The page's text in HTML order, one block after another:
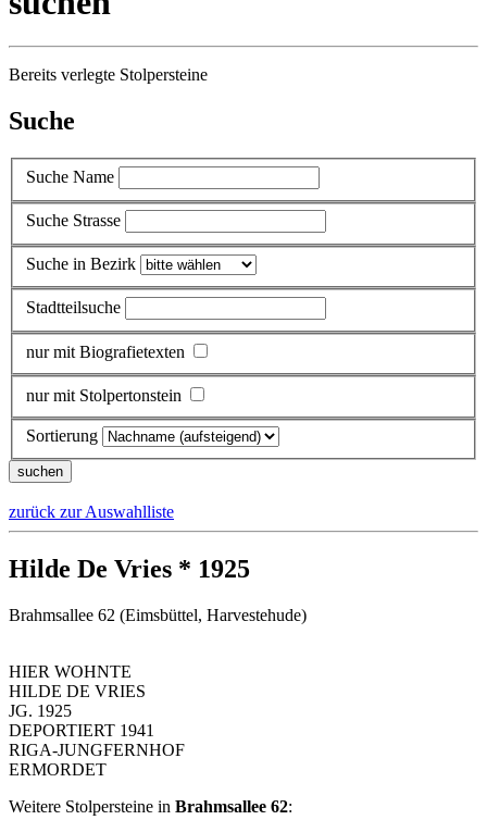
Bereits verlegte Stolpersteine
Suche
Suche Name
Suche Strasse
Suche in Bezirk
Stadtteilsuche
nur mit Biografietexten
nur mit Stolpertonstein
Sortierung
zurück zur Auswahlliste
Hilde De Vries * 1925
Brahmsallee 62 (Eimsbüttel, Harvestehude)
HIER WOHNTE
HILDE DE VRIES
JG. 1925
DEPORTIERT 1941
RIGA-JUNGFERNHOF
ERMORDET
Weitere Stolpersteine in Brahmsallee 62: